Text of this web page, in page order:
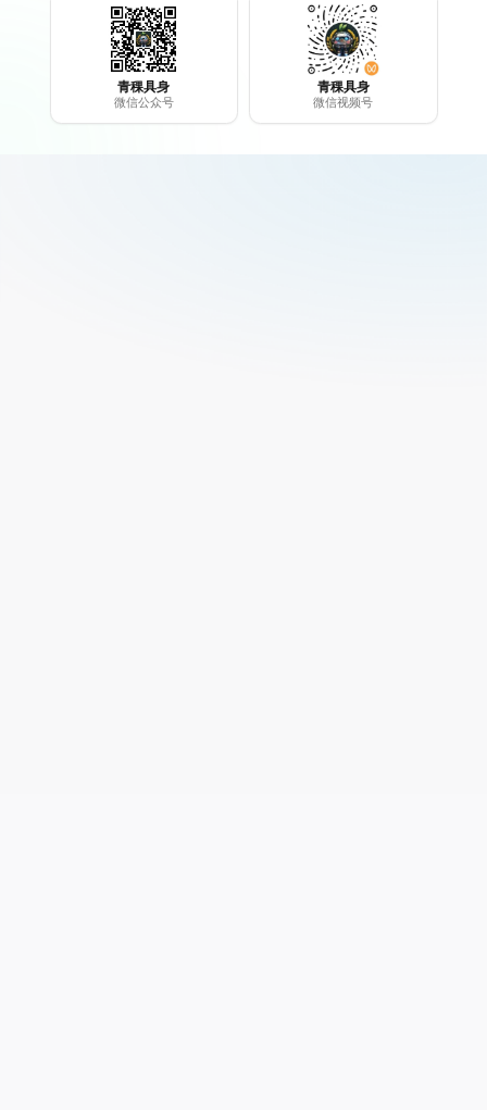
青稞具身
微信公众号
青稞具身
微信视频号